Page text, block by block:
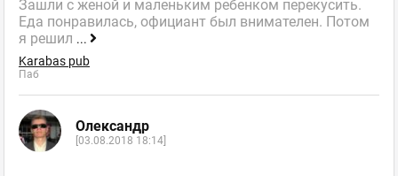
Зашли с женой и маленьким ребенком перекусить.
Еда понравилась, официант был внимателен. Потом
я решил ...
Karabas pub
Паб
Олександр
[03.08.2018 18:14]